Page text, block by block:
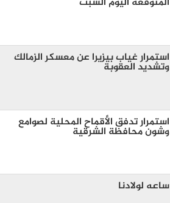
استمرار غياب بيزيرا عن معسكر الزمالك
وتشديد العقوبة
استمرار تدفق الأقماح المحلية لصوامع
وشون محافظة الشرقية
ساعه لولادنا